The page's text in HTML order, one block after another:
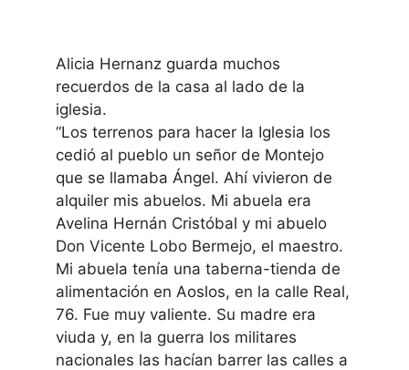
Alicia Hernanz guarda muchos
recuerdos de la casa al lado de la
iglesia.
“Los terrenos para hacer la Iglesia los
cedió al pueblo un señor de Montejo
que se llamaba Ángel. Ahí vivieron de
alquiler mis abuelos. Mi abuela era
Avelina Hernán Cristóbal y mi abuelo
Don Vicente Lobo Bermejo, el maestro.
Mi abuela tenía una taberna-tienda de
alimentación en Aoslos, en la calle Real,
76. Fue muy valiente. Su madre era
viuda y, en la guerra los militares
nacionales las hacían barrer las calles a